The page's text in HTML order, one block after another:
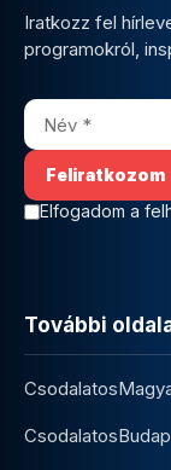
Iratkozz fel
programokról,
Elfogadom a
További